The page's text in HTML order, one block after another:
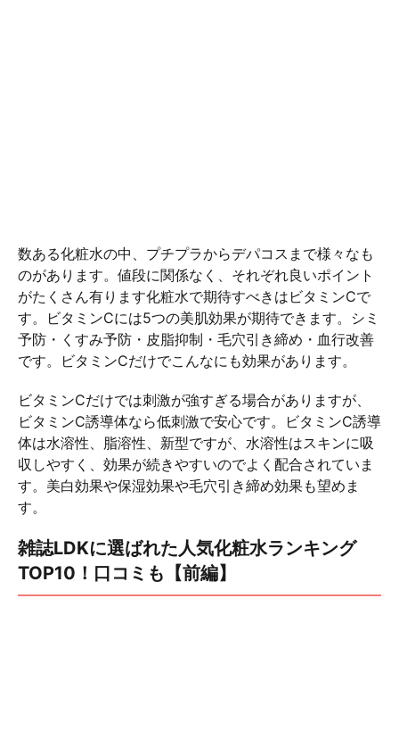
数ある化粧水の中、プチプラからデパコスまで様々なも
のがあります。値段に関係なく、それぞれ良いポイント
がたくさん有ります化粧水で期待すべきはビタミンCで
す。ビタミンCには5つの美肌効果が期待できます。シミ
予防・くすみ予防・皮脂抑制・毛穴引き締め・血行改善
です。ビタミンCだけでこんなにも効果があります。
ビタミンCだけでは刺激が強すぎる場合がありますが、
ビタミンC誘導体なら低刺激で安心です。ビタミンC誘導
体は水溶性、脂溶性、新型ですが、水溶性はスキンに吸
収しやすく、効果が続きやすいのでよく配合されていま
す。美白効果や保湿効果や毛穴引き締め効果も望めま
す。
雑誌LDKに選ばれた人気化粧水ランキング
TOP10！口コミも【前編】